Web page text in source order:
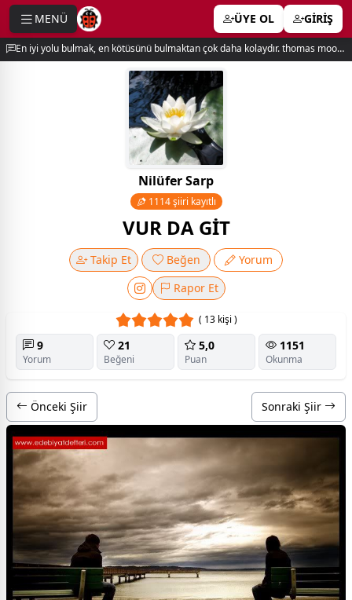
MENÜ ÜYE OL GİRİŞ
En iyi yolu bulmak, en kötüsünü bulmaktan çok daha kolaydır. thomas moore
Nilüfer Sarp
1114 şiiri kayıtlı
VUR DA GİT
Takip Et Beğen
Yorum
Rapor Et
( 13 kişi )
9
Yorum
21
Beğeni
5,0
Puan
1151
Okunma
Önceki Şiir Sonraki Şiir
menu